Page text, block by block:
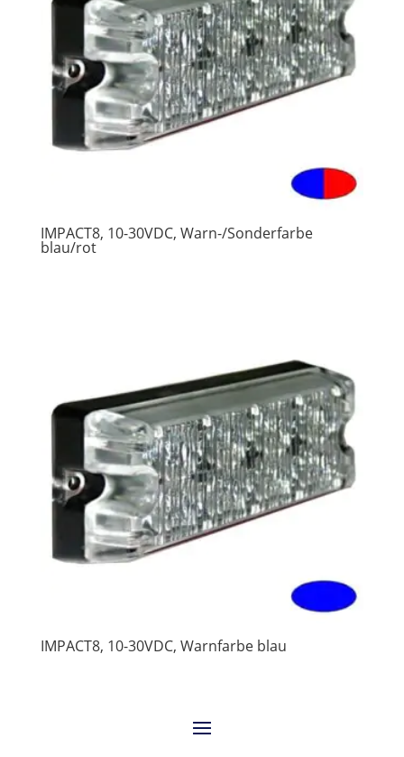
IMPACT8, 10-30VDC, Warn-/Sonderfarbe
blau/rot
IMPACT8, 10-30VDC, Warnfarbe blau